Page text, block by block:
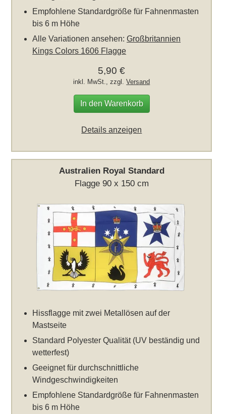
Empfohlene Standardgröße für Fahnenmasten
bis 6 m Höhe
Alle Variationen ansehen:Großbritannien
Kings Colors 1606 Flagge
5,90 €
inkl. MwSt., zzgl.Versand
In den Warenkorb
Details anzeigen
Australien Royal Standard
Flagge 90 x 150 cm
Hissflagge mit zwei Metallösen auf der
Mastseite
Standard Polyester Qualität (UV beständig und
wetterfest)
Geeignet für durchschnittliche
Windgeschwindigkeiten
Empfohlene Standardgröße für Fahnenmasten
bis 6 m Höhe